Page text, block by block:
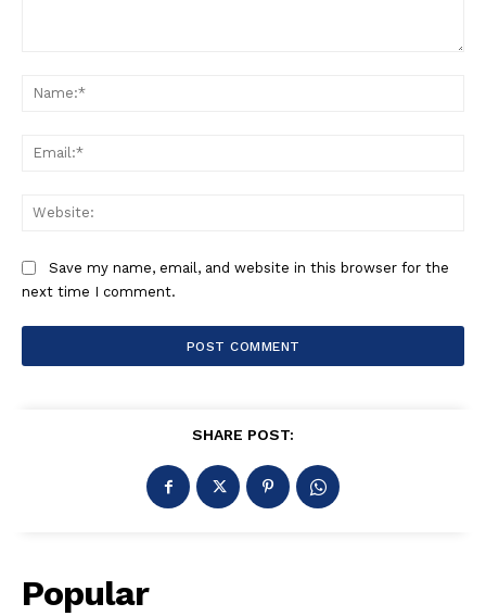
Save my name, email, and website in this browser for the
next time I comment.
SHARE POST:
Popular